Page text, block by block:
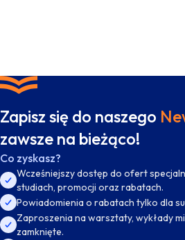
Zapisz się do naszego
zawsze na bieżąco!
Co zyskasz?
Wcześniejszy dostęp do ofert
studiach, promocji oraz rabatach.
Powiadomienia o rabatach tylko dla
Zaproszenia na warsztaty, wykłady
zamknięte.